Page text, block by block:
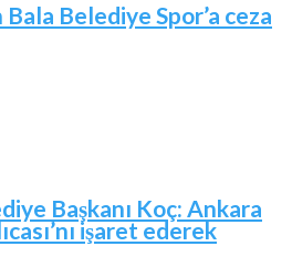
Bala Belediye Spor’a ceza
Başkanı Koç: Ankara
işaret ederek